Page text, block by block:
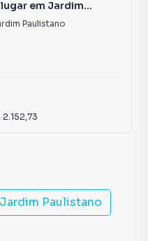
em Jardim
Paulistano
2.152,73
Jardim Paulistano